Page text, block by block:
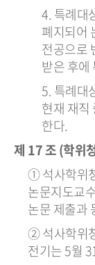
4. 특례대
폐지되어
전공으로
받은 후에
5. 특례대
현재 재직
한다.
제 17 조 (학위
① 석사학위
논문지도교
논문 제출과
② 석사학위
전기는 5월